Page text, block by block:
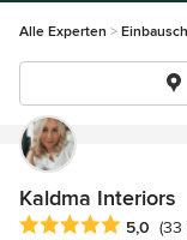
Alle Experten
Kaldma Interiors
Durchschnittliche
5,0 (33